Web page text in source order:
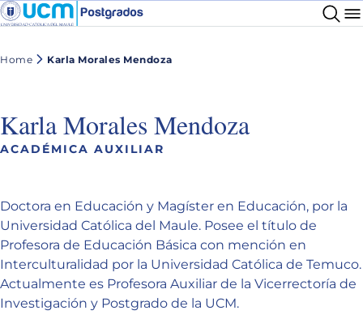
Home Karla Morales Mendoza
Karla Morales Mendoza
ACADÉMICA AUXILIAR
Doctora en Educación y Magíster en Educación, por la
Universidad Católica del Maule. Posee el título de
Profesora de Educación Básica con mención en
Interculturalidad por la Universidad Católica de Temuco.
Actualmente es Profesora Auxiliar de la Vicerrectoría de
Investigación y Postgrado de la UCM.